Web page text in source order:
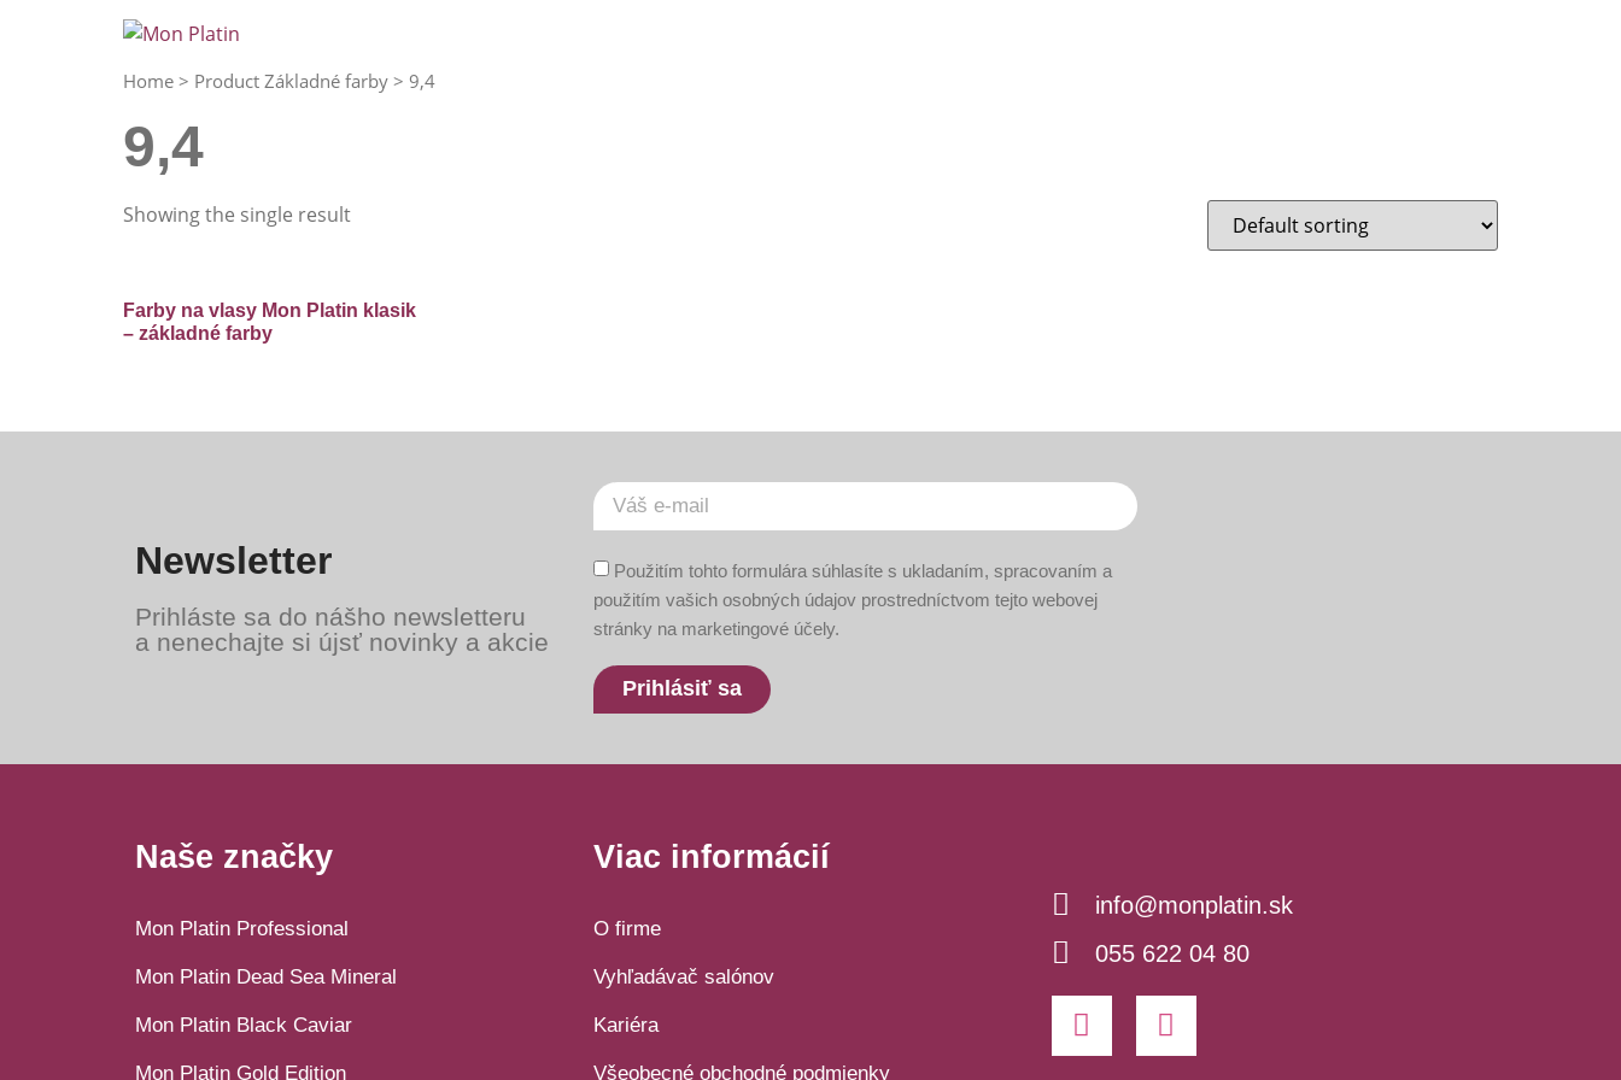
Home > Product Základné farby > 9,4
9,4
Showing the single result
Farby na vlasy Mon Platin klasik
– základné farby
Newsletter
Prihláste sa do nášho newsletteru
a nenechajte si újsť novinky a akcie
Použitím tohto formulára súhlasíte s ukladaním, spracovaním a
použitím vašich osobných údajov prostredníctvom tejto webovej
stránky na marketingové účely.
Prihlásiť sa
Naše značky
Mon Platin Professional
Mon Platin Dead Sea Mineral
Mon Platin Black Caviar
Mon Platin Gold Edition
Viac informácií
O firme
Vyhľadávač salónov
Kariéra
Všeobecné obchodné podmienky
info@monplatin.sk
055 622 04 80